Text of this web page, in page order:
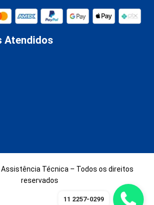
Atendidos
Técnica – Todos os direitos
reservados
11 2257-0299